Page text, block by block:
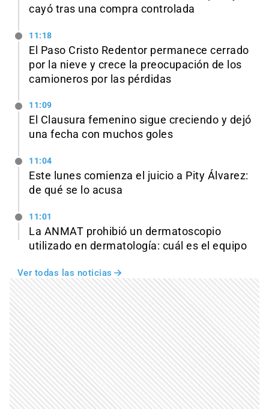
cayó tras una compra controlada
11:18
El Paso Cristo Redentor permanece cerrado
por la nieve y crece la preocupación de los
camioneros por las pérdidas
11:09
El Clausura femenino sigue creciendo y dejó
una fecha con muchos goles
11:04
Este lunes comienza el juicio a Pity Álvarez:
de qué se lo acusa
11:01
La ANMAT prohibió un dermatoscopio
utilizado en dermatología: cuál es el equipo
Ver todas las noticias